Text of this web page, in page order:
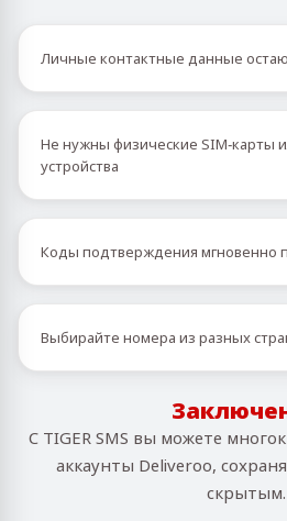
Личные контактные данные
Не нужны физические SIM‑карты
устройства
Коды подтверждения мгновенно
Выбирайте номера из разных
С TIGER SMS вы можете
аккаунты Deliveroo,
скрытым.